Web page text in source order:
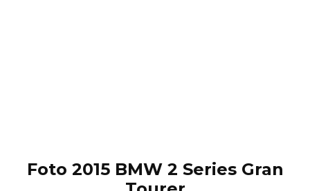
Foto 2015 BMW 2 Series Gran